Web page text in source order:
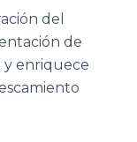
del
de
y enriquece